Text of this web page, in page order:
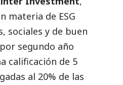
materia de ESG
sociales y de buen
segundo año
calificación de 5
al 20% de las